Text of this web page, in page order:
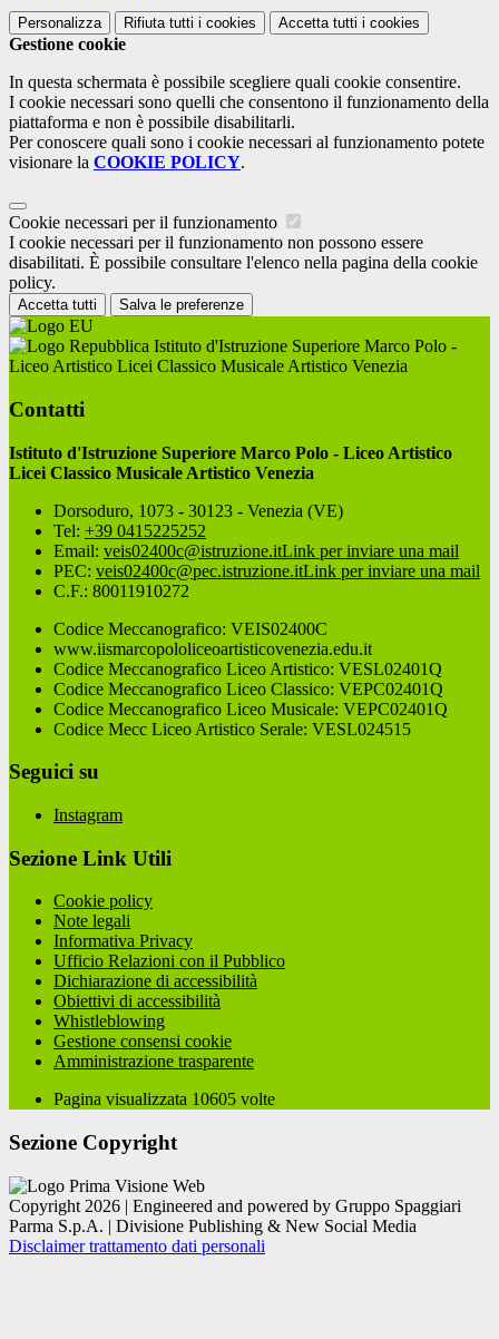
Personalizza Rifiuta tutti i cookies Accetta tutti i cookies
Gestione cookie
In questa schermata è possibile scegliere quali cookie consentire.
I cookie necessari sono quelli che consentono il funzionamento della
piattaforma e non è possibile disabilitarli.
Per conoscere quali sono i cookie necessari al funzionamento potete
visionare la COOKIE POLICY.
Cookie necessari per il funzionamento
I cookie necessari per il funzionamento non possono essere
disabilitati. È possibile consultare l'elenco nella pagina della cookie
policy.
Accetta tutti Salva le preferenze
Istituto d'Istruzione Superiore Marco Polo -
Liceo Artistico Licei Classico Musicale Artistico Venezia
Contatti
Istituto d'Istruzione Superiore Marco Polo - Liceo Artistico
Licei Classico Musicale Artistico Venezia
Dorsoduro, 1073 - 30123 - Venezia (VE)
Tel: +39 0415225252
Email: veis02400c@istruzione.itLink per inviare una mail
PEC: veis02400c@pec.istruzione.itLink per inviare una mail
C.F.: 80011910272
Codice Meccanografico: VEIS02400C
www.iismarcopololiceoartisticovenezia.edu.it
Codice Meccanografico Liceo Artistico: VESL02401Q
Codice Meccanografico Liceo Classico: VEPC02401Q
Codice Meccanografico Liceo Musicale: VEPC02401Q
Codice Mecc Liceo Artistico Serale: VESL024515
Seguici su
Instagram
Sezione Link Utili
Cookie policy
Note legali
Informativa Privacy
Ufficio Relazioni con il Pubblico
Dichiarazione di accessibilità
Obiettivi di accessibilità
Whistleblowing
Gestione consensi cookie
Amministrazione trasparente
Pagina visualizzata 10605 volte
Sezione Copyright
Copyright 2026 | Engineered and powered by Gruppo Spaggiari
Parma S.p.A. | Divisione Publishing & New Social Media
Disclaimer trattamento dati personali